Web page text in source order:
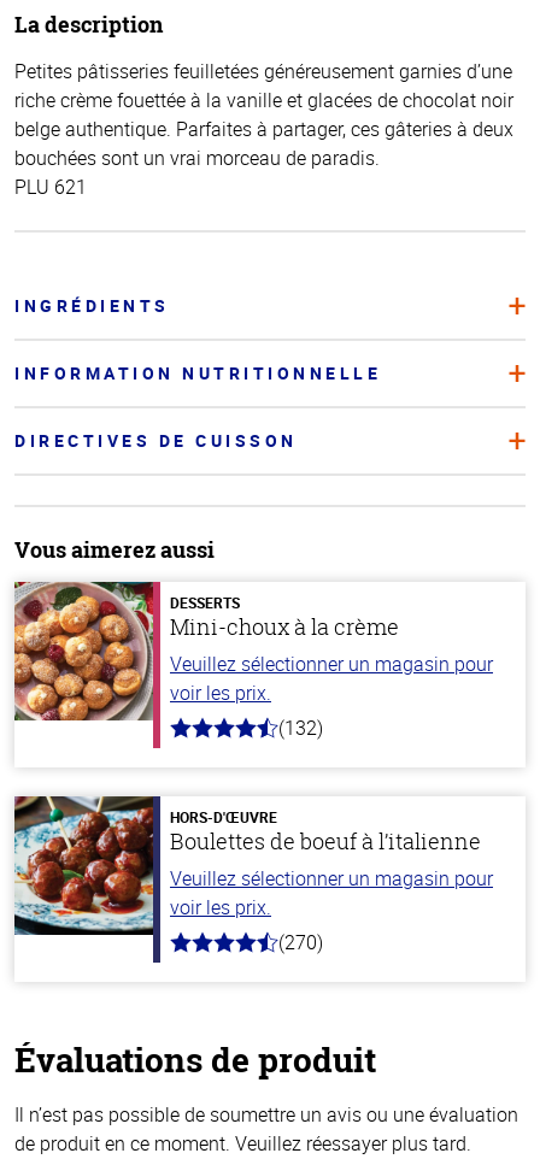
La description
Petites pâtisseries feuilletées généreusement garnies d’une
riche crème fouettée à la vanille et glacées de chocolat noir
belge authentique. Parfaites à partager, ces gâteries à deux
bouchées sont un vrai morceau de paradis.
PLU 621
INGRÉDIENTS
INFORMATION NUTRITIONNELLE
DIRECTIVES DE CUISSON
Vous aimerez aussi
DESSERTS
Mini-choux à la crème
Veuillez sélectionner un magasin pour
voir les prix.
4.8
stars
(132)
HORS-D'ŒUVRE
Boulettes de boeuf à l’italienne
Veuillez sélectionner un magasin pour
voir les prix.
4.5
(270)
Évaluations de produit
Il n’est pas possible de soumettre un avis ou une évaluation
de produit en ce moment. Veuillez réessayer plus tard.